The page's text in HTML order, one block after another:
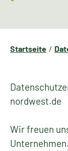
Startseite
nordwest.de
Wir freuen